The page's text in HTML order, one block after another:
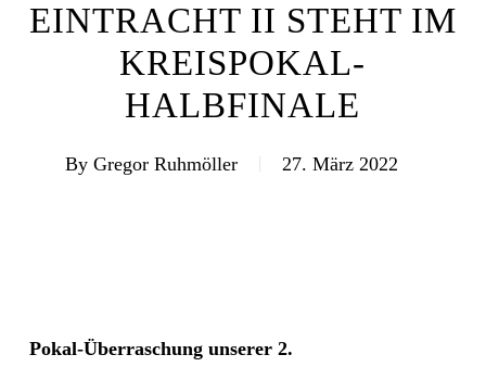
EINTRACHT II STEHT IM
KREISPOKAL-
HALBFINALE
By Gregor Ruhmöller 27. März 2022
Pokal-Überraschung unserer 2.